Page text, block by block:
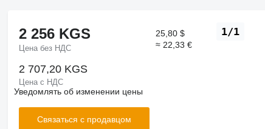
1/1
2 256 KGS
Цена без НДС
25,80 $
≈ 22,33 €
2 707,20 KGS
Цена с НДС
Уведомлять об изменении цены
Связаться с продавцом